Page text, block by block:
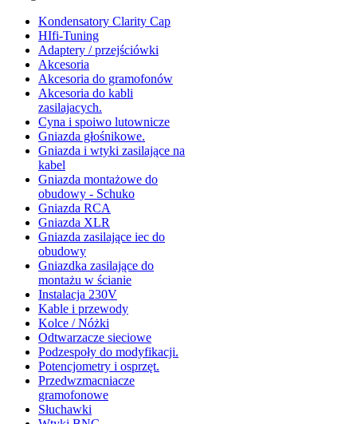
Kondensatory Clarity Cap
HIfi-Tuning
Adaptery / przejściówki
Akcesoria
Akcesoria do gramofonów
Akcesoria do kabli
zasilajacych.
Cyna i spoiwo lutownicze
Gniazda głośnikowe.
Gniazda i wtyki zasilające na
kabel
Gniazda montażowe do
obudowy - Schuko
Gniazda RCA
Gniazda XLR
Gniazda zasilające iec do
obudowy
Gniazdka zasilające do
montażu w ścianie
Instalacja 230V
Kable i przewody
Kolce / Nóżki
Odtwarzacze sieciowe
Podzespoły do modyfikacji.
Potencjometry i osprzęt.
Przedwzmacniacze
gramofonowe
Słuchawki